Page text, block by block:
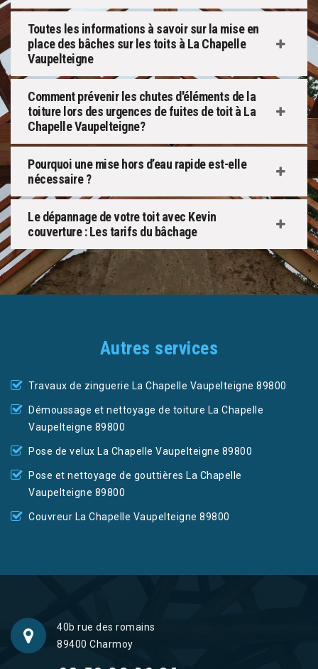
Toutes les informations à savoir sur la mise en
place des bâches sur les toits à La Chapelle
Vaupelteigne
Comment prévenir les chutes d'éléments de la
toiture lors des urgences de fuites de toit à La
Chapelle Vaupelteigne?
Pourquoi une mise hors d’eau rapide est-elle
nécessaire ?
Le dépannage de votre toit avec Kevin
couverture : Les tarifs du bâchage
Autres services
Travaux de zinguerie La Chapelle Vaupelteigne 89800
Démoussage et nettoyage de toiture La Chapelle
Vaupelteigne 89800
Pose de velux La Chapelle Vaupelteigne 89800
Pose et nettoyage de gouttières La Chapelle
Vaupelteigne 89800
Couvreur La Chapelle Vaupelteigne 89800
40b rue des romains
89400 Charmoy